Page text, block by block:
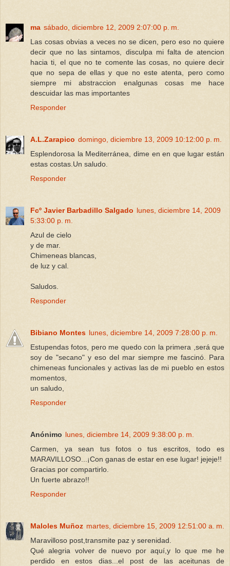
ma sábado, diciembre 12, 2009 2:07:00 p. m.
Las cosas obvias a veces no se dicen, pero eso no quiere
decir que no las sintamos, disculpa mi falta de atencion
hacia ti, el que no te comente las cosas, no quiere decir
que no sepa de ellas y que no este atenta, pero como
siempre mi abstraccion enalgunas cosas me hace
descuidar las mas importantes
Responder
A.L.Zarapico domingo, diciembre 13, 2009 10:12:00 p. m.
Esplendorosa la Mediterránea, dime en en que lugar están
estas costas.Un saludo.
Responder
Fcº Javier Barbadillo Salgado lunes, diciembre 14, 2009
5:33:00 p. m.
Azul de cielo
y de mar.
Chimeneas blancas,
de luz y cal.
Saludos.
Responder
Bibiano Montes lunes, diciembre 14, 2009 7:28:00 p. m.
Estupendas fotos, pero me quedo con la primera ,será que
soy de "secano" y eso del mar siempre me fascinó. Para
chimeneas funcionales y activas las de mi pueblo en estos
momentos,
un saludo,
Responder
Anónimo lunes, diciembre 14, 2009 9:38:00 p. m.
Carmen, ya sean tus fotos o tus escritos, todo es
MARAVILLOSO...¡Con ganas de estar en ese lugar! jejeje!!
Gracias por compartirlo.
Un fuerte abrazo!!
Responder
Maloles Muñoz martes, diciembre 15, 2009 12:51:00 a. m.
Maravilloso post,transmite paz y serenidad.
Qué alegria volver de nuevo por aquí,y lo que me he
perdido en estos dias...el post de las aceitunas de